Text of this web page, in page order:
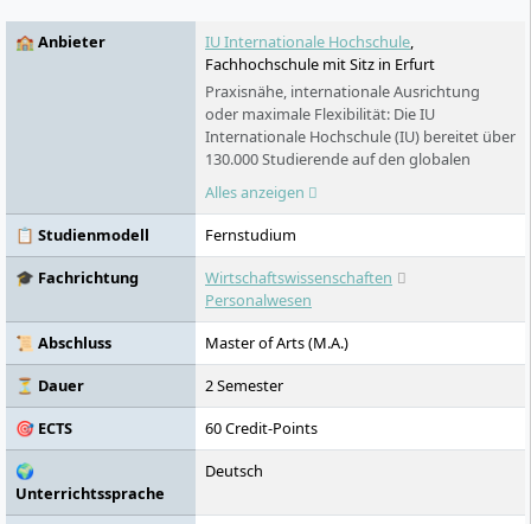
🏫 Anbieter IU Internationale Hochschule,
Fachhochschule mit Sitz in Erfurt
Praxisnähe, internationale Ausrichtung
oder maximale Flexibilität: Die IU
Internationale Hochschule (IU) bereitet über
130.000 Studierende auf den globalen
Arbeitsmarkt vor. Sie versammelt unter
ihrem Dach über 100 Studienprogramme,
die in zwei voneinander unabhängigen
das IU Duale Studium sowie das IU
Fernstudium. Die IU bietet den
renommierten Praxispartnern in die
Wirtschaft: über 15.000 Unternehmen
haben bereits erfolgreich mit der IU
kooperiert, darunter die ZURICH
Versicherungen oder Motel One. Die IU, die
2000 gegründet wurde, ist inzwischen in 25
Städten in Deutschland vertreten.
Alles anzeigen
📋 Studienmodell
Fernstudium
🎓 Fachrichtung
Wirtschaftswissenschaften
Personalwesen
📜 Abschluss
Master of Arts (M.A.)
⏳ Dauer
2 Semester
🎯 ECTS
60 Credit-Points
🌍
Unterrichtssprache
Deutsch